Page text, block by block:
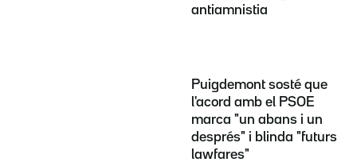
antiamnistia
Puigdemont sosté que
l'acord amb el PSOE
marca "un abans i un
després" i blinda "futurs
lawfares"